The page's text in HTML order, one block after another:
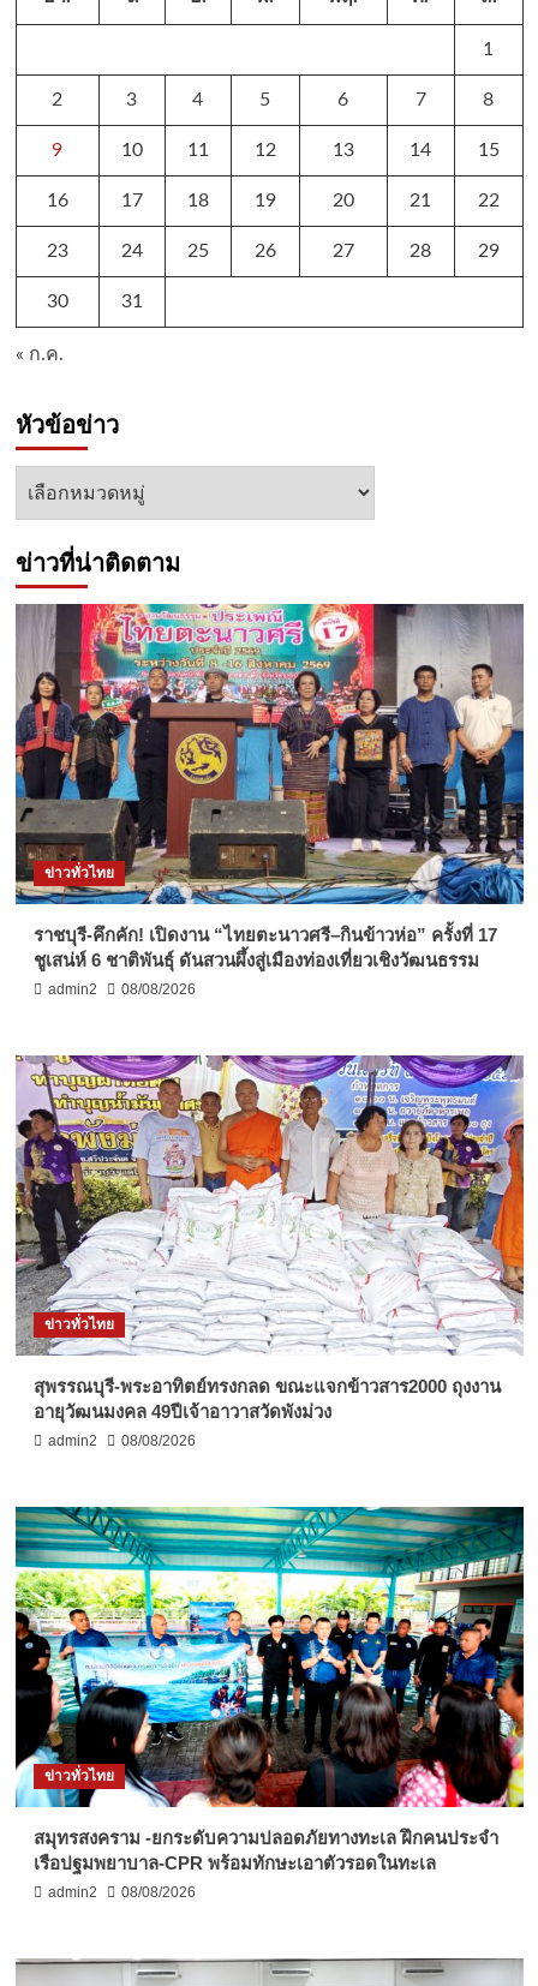
1
2 3 4 5 6 7 8
9 10 11 12 13 14 15
16 17 18 19 20 21 22
23 24 25 26 27 28 29
30 31
« ก.ค.
หัวข้อข่าว
หัวข้อ
ข่าวที่น่าติดตาม
ข่าวทั่วไทย
ราชบุรี-คึกคัก! เปิดงาน “ไทยตะนาวศรี–กินข้าวห่อ” ครั้งที่ 17
ชูเสน่ห์ 6 ชาติพันธุ์ ดันสวนผึ้งสู่เมืองท่องเที่ยวเชิงวัฒนธรรม
admin2 08/08/2026
ข่าวทั่วไทย
สุพรรณบุรี-พระอาทิตย์ทรงกลด ขณะแจกข้าวสาร2000 ถุงงาน
อายุวัฒนมงคล 49ปีเจ้าอาวาสวัดพังม่วง
admin2 08/08/2026
ข่าวทั่วไทย
สมุทรสงคราม -ยกระดับความปลอดภัยทางทะเล ฝึกคนประจำ
เรือปฐมพยาบาล-CPR พร้อมทักษะเอาตัวรอดในทะเล
admin2 08/08/2026